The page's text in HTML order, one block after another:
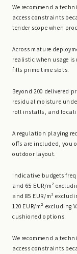
We recommend a
access constraints
tender scope when
Across mature
realistic when usage
fills prime time slots.
Beyond 200 delivered
residual moisture
roll installs, and
A regulation playing
offs are included, you
outdoor layout.
Indicative budgets
and 65 EUR/m²
and 85 EUR/m²
120 EUR/m²
cushioned options.
We recommend a
access constraints